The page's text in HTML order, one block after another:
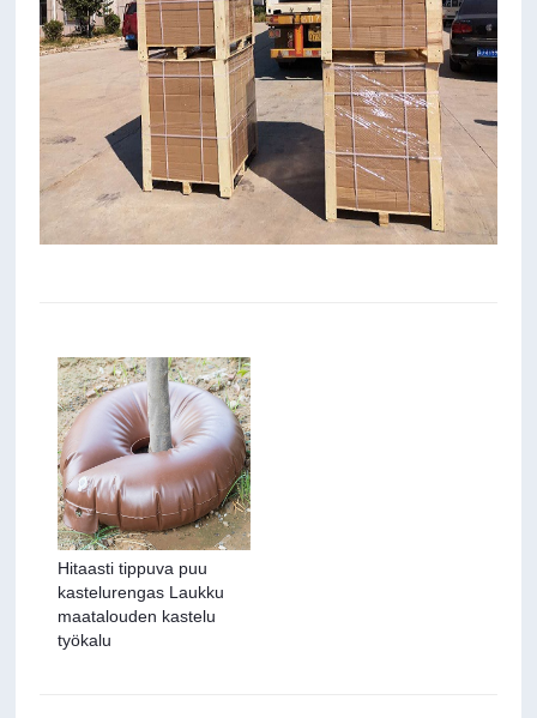
Hitaasti tippuva puu
kastelurengas Laukku
maatalouden kastelu
työkalu